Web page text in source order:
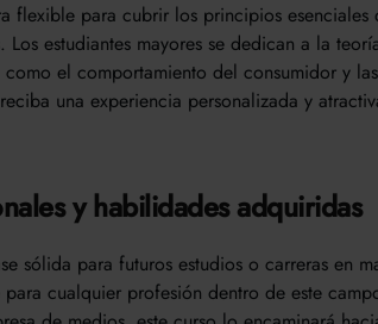
flexible para cubrir los principios
estudiantes mayores se dedican a la
el comportamiento del consumidor y
una experiencia personalizada y
y habilidades adquiridas
sólida para futuros estudios o carreras
cualquier profesión dentro de este